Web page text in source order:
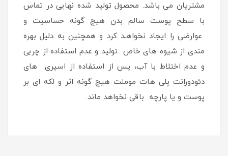
مشتریان می باشد. محصول تولید شده نهایی در تماس
با سطح پوست سالم بدن هیچ گونه حساسیت و
عوارضی را ایجاد نخواهـد کرد و همچنین به دلیل بهره
مندی از شیوه های خاص تولید و عدم استفاده از چربی
و عدم اختلاط با آب، پس از استفاده از اسپری های
دئودورانت پلی هات مومنت هیچ گونه اثر و لکه ای بر
پوست و یا پارچه باقی نخواهد ماند.